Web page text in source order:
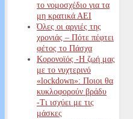
το νομοσχέδιο για τα
μη κρατικά ΑΕΙ
Όλες οι αργιές της
χρονιάς – Πότε πέφτει
φέτος το Πάσχα
Κορονοϊός -Η ζωή μας
με το νυχτερινό
«lockdown»: Ποιοι θα
κυκλοφορούν βράδυ
-Τι ισχύει με τις
μάσκες